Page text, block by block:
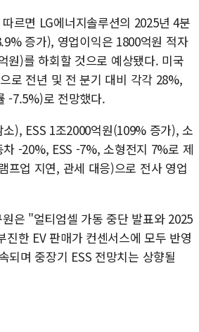
르면 LG에너지솔루션의 2025년 4분
증가), 영업이익은 1800억원 적자
원)를 하회할 것으로 예상됐다. 미국
로 전년 및 전 분기 대비 각각 28%,
-7.5%)로 전망했다.​
), ESS 1조2000억원(109% 증가), 소
-20%, ESS -7%, 소형전지 7%로 제
프업 지연, 관세 대응)으로 전사 영업
은 "얼티엄셀 가동 중단 발표와 2025
한 EV 판매가 컨센서스에 모두 반영
되며 중장기 ESS 전망치는 상향될